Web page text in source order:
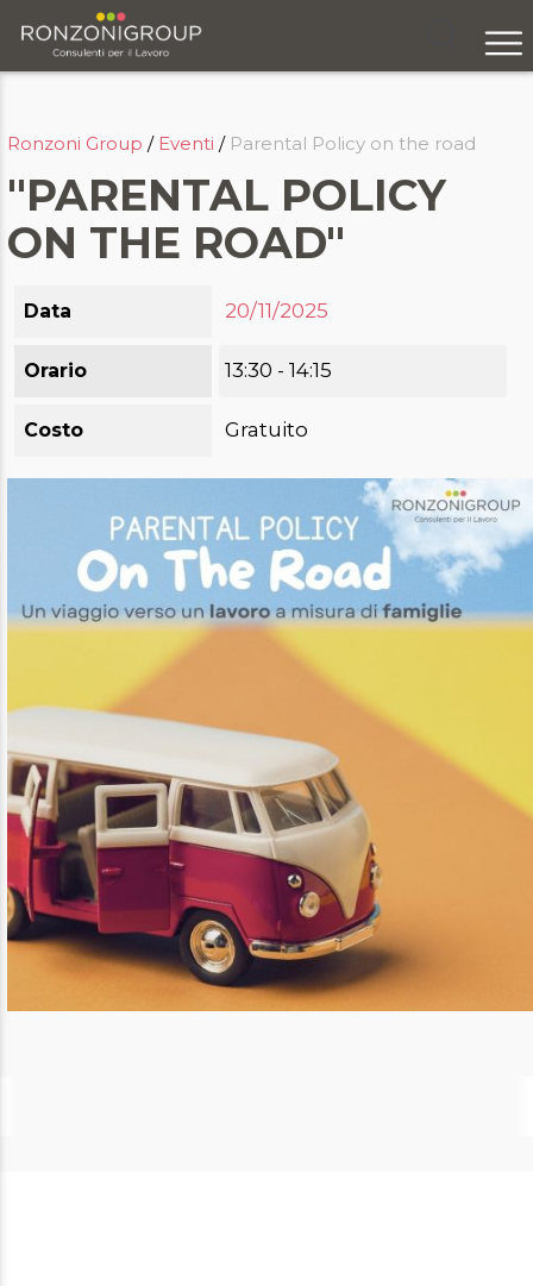
Servizi
Formazione
Eventi
Ricerca e selezione
Responsabilità sociale
Blog
Contatti
AREA RISERVATA
Ronzoni Group / Eventi / Parental Policy on the road
"PARENTAL POLICY
ON THE ROAD"
Data 20/11/2025
Orario 13:30 - 14:15
Costo Gratuito